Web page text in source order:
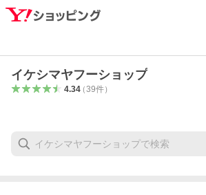
イケシマヤフーショップ
4.34（39件）